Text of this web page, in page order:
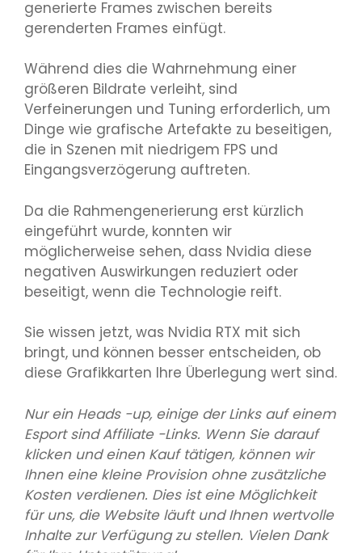
generierte Frames zwischen bereits
gerenderten Frames einfügt.
Während dies die Wahrnehmung einer
größeren Bildrate verleiht, sind
Verfeinerungen und Tuning erforderlich, um
Dinge wie grafische Artefakte zu beseitigen,
die in Szenen mit niedrigem FPS und
Eingangsverzögerung auftreten.
Da die Rahmengenerierung erst kürzlich
eingeführt wurde, konnten wir
möglicherweise sehen, dass Nvidia diese
negativen Auswirkungen reduziert oder
beseitigt, wenn die Technologie reift.
Sie wissen jetzt, was Nvidia RTX mit sich
bringt, und können besser entscheiden, ob
diese Grafikkarten Ihre Überlegung wert sind.
Nur ein Heads -up, einige der Links auf einem
Esport sind Affiliate -Links. Wenn Sie darauf
klicken und einen Kauf tätigen, können wir
Ihnen eine kleine Provision ohne zusätzliche
Kosten verdienen. Dies ist eine Möglichkeit
für uns, die Website läuft und Ihnen wertvolle
Inhalte zur Verfügung zu stellen. Vielen Dank